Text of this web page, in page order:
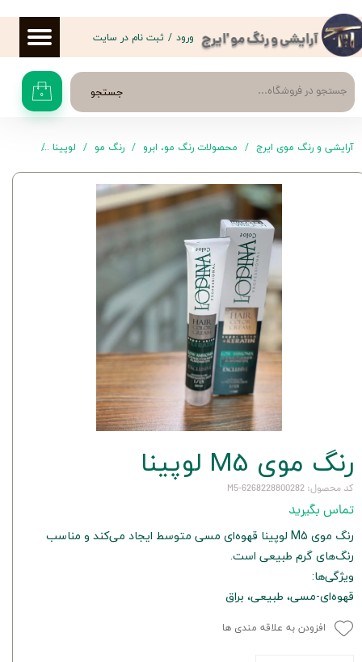
آرایشی و رنگ مو 'ایرج
جستجو ۰
ورود / ثبت نام در سایت
حساب کاربری من
تغییر گذر واژه
سفارشات
خروج از حساب کاربری
آرایشی و رنگ موی ایرج محصولات رنگ مو، ابرو رنگ مو لوپینا
رنگ موی M5 لوپینا
کد محصول: 6268228800282-M5
تماس بگیرید
رنگ موی M5 لوپینا قهوه‌ای مسی متوسط ایجاد می‌کند و مناسب
رنگ‌های گرم طبیعی است.
ویژگی‌ها:
قهوه‌ای-مسی، طبیعی، براق
افزودن به علاقه مندی ها